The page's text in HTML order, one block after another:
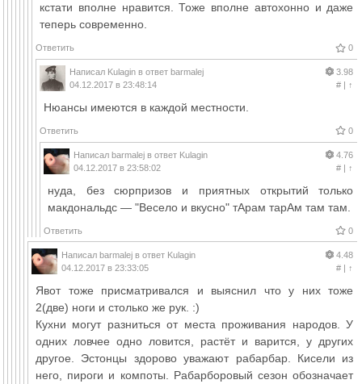
кстати вполне нравится. Тоже вполне автохонно и даже
теперь современно.
Ответить 0
Написал Kulagin в ответ barmalej
04.12.2017 в 23:48:14
3.98
#| ↑
Нюансы имеются в каждой местности.
Ответить 0
Написал barmalej в ответ Kulagin
04.12.2017 в 23:58:02
4.76
#| ↑
нуда, без сюрпризов и приятных открытий только
макдональдс — "Весело и вкусно" тАрам тарАм там там.
Ответить 0
Написал barmalej в ответ Kulagin
04.12.2017 в 23:33:05
4.48
#| ↑
Явот тоже присматривался и выяснил что у них тоже
2(две) ноги и столько же рук. :)
Кухни могут разниться от места проживания народов. У
одних ловчее одно ловится, растёт и варится, у других
другое. Эстонцы здорово уважают рабарбар. Кисели из
него, пироги и компоты. Рабарборовый сезон обозначает